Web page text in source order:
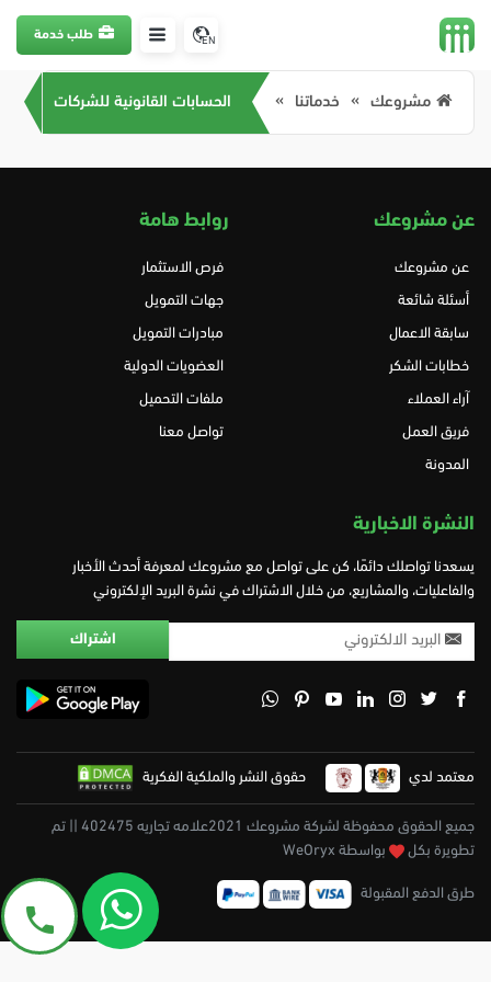
EN طلب خدمة
مشروعك خدماتنا الحسابات القانونية للشركات
عن مشروعك
عن مشروعك
أسئلة شائعة
سابقة الاعمال
خطابات الشكر
آراء العملاء
فريق العمل
المدونة
روابط هامة
فرص الاستثمار
جهات التمويل
مبادرات التمويل
العضويات الدولية
ملفات التحميل
تواصل معنا
النشرة الاخبارية
يسعدنا تواصلك دائمًا، كن على تواصل مع مشروعك لمعرفة أحدث الأخبار
والفاعليات، والمشاريع، من خلال الاشتراك في نشرة البريد الإلكتروني
معتمد لدي حقوق النشر والملكية الفكرية
جميع الحقوق محفوظة لشركة مشروعك 2021علامه تجاريه 402475 || تم
تطويرة بكل
بواسطة WeOryx
طرق الدفع المقبولة